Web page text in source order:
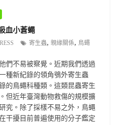
血小蒼蠅
寄生蟲,親緣關係, 鳥蠅
們不易被察覺。近期我們透過
種新紀錄的領角鴞外寄生蟲
鳥蠅科種類。這類昆蟲寄生
但近年臺灣動物救傷的規模擴
究。除了採樣不易之外，鳥蠅
干擾目前普遍使用的分子鑑定